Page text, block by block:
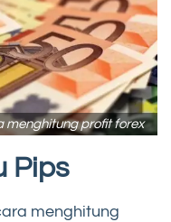
menghitung profit forex
Pips
menghitung